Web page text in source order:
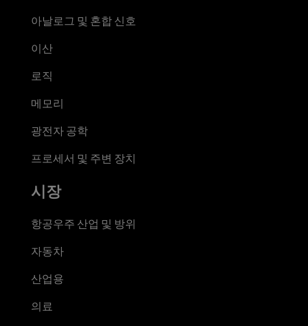
아날로그 및 혼합 신호
이산
로직
메모리
광전자 공학
프로세서 및 주변 장치
시장
항공우주 산업 및 방위
자동차
산업용
의료